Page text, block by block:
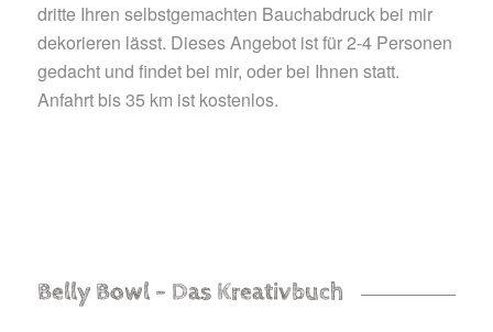
dritte Ihren selbstgemachten Bauchabdruck bei mir
dekorieren lässt. Dieses Angebot ist für 2-4 Personen
gedacht und findet bei mir, oder bei Ihnen statt.
Anfahrt bis 35 km ist kostenlos.
Belly Bowl – Das Kreativbuch